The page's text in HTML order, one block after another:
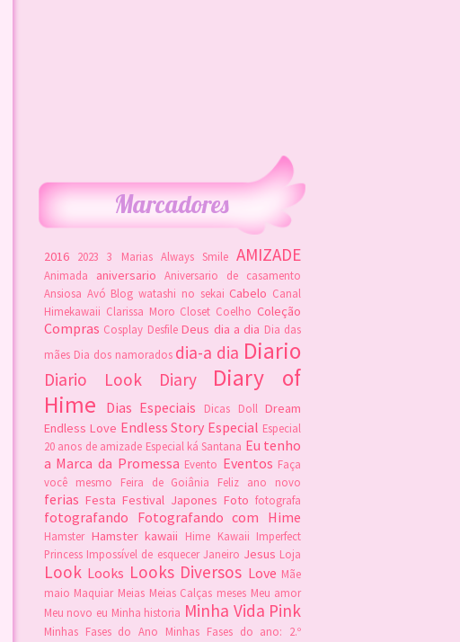
Marcadores
2016 2023 3 Marias Always Smile AMIZADE
Animada aniversario
Aniversario de casamento
Ansiosa Avó Blog watashi no sekai Cabelo Canal
Himekawaii Clarissa Moro Closet Coelho Coleção
Compras Cosplay Desfile Deus dia a dia Dia das
mães Dia dos namorados dia-a dia Diario
Diario Look Diary
Diary of
Hime
Dias Especiais Dicas Doll Dream
Endless Love Endless Story Especial Especial
20 anos de amizade Especial ká Santana Eu tenho
a Marca da Promessa Evento Eventos Faça
você mesmo
Feira de Goiânia Feliz ano novo
ferias Festa Festival Japones Foto fotografa
fotografando Fotografando com Hime
Hamster Hamster kawaii Hime Kawaii Imperfect
Princess Impossível de esquecer Janeiro Jesus Loja
Look Looks Looks Diversos Love Mãe
maio Maquiar Meias Meias Calças meses Meu amor
Meu novo eu Minha historia Minha Vida Pink
Minhas Fases do Ano Minhas Fases do ano: 2.º